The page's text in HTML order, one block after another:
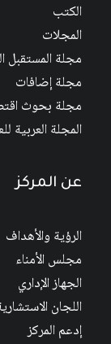
الكتب
المجلات
مجلة المستقبل
مجلة إضافات
مجلة بحوث
المجلة العربية
عن المركز
الرؤية والأهداف
مجلس الأمناء
الجهاز الإداري
اللجان
إدعم المركز